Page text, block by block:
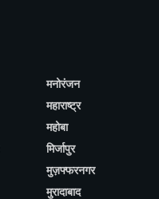
मनोरंजन
महाराष्ट्र
महोबा
मिर्जापुर
मुज़फ्फरनगर
मुरादाबाद